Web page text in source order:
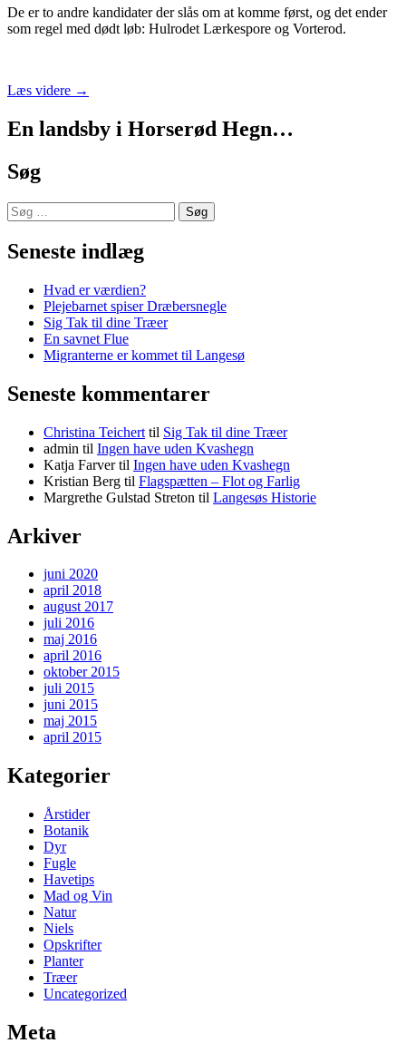
De er to andre kandidater der slås om at komme først, og det ender
som regel med dødt løb: Hulrodet Lærkespore og Vorterod.
Læs videre Forårets
→
En landsby i Horserød Hegn…
Søg
Søg
efter:
Seneste indlæg
Hvad er værdien?
Plejebarnet spiser Dræbersnegle
Sig Tak til dine Træer
En savnet Flue
Migranterne er kommet til Langesø
Seneste kommentarer
Christina Teichert til Sig Tak til dine Træer
admin til Ingen have uden Kvashegn
Katja Farvertil Ingen have uden Kvashegn
Kristian Berg til Flagspætten – Flot og Farlig
Margrethe Gulstad Streton til Langesøs Historie
Arkiver
juni 2020
april 2018
august 2017
juli 2016
maj 2016
april 2016
oktober 2015
juli 2015
juni 2015
maj 2015
april 2015
Kategorier
Årstider
Botanik
Dyr
Fugle
Havetips
Mad og Vin
Natur
Niels
Opskrifter
Planter
Træer
Uncategorized
Meta